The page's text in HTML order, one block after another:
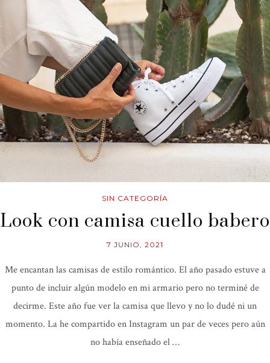
SIN CATEGORÍA
Look con camisa cuello babero
7 JUNIO, 2021
Me encantan las camisas de estilo romántico. El año pasado estuve a
punto de incluir algún modelo en mi armario pero no terminé de
decirme. Este año fue ver la camisa que llevo y no lo dudé ni un
momento. La he compartido en Instagram un par de veces pero aún
no había enseñado el …